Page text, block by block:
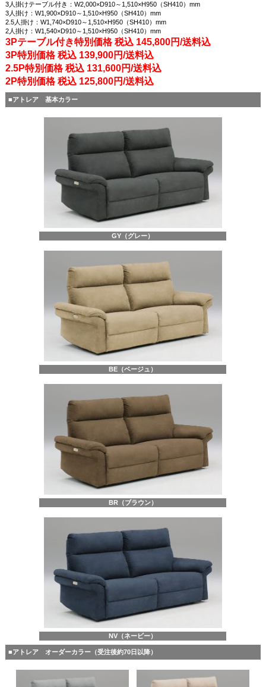
3人掛けテーブル付き：W2,000×D910～1,510×H950（SH410）mm
3人掛け：W1,900×D910～1,510×H950（SH410）mm
2.5人掛け：W1,740×D910～1,510×H950（SH410）mm
2人掛け：W1,540×D910～1,510×H950（SH410）mm
3Pテーブル付き特別価格 税込 145,800円/送料込
3P特別価格 税込 139,900円/送料込
2.5P特別価格 税込 131,600円/送料込
2P特別価格 税込 125,800円/送料込
■アトレア 基本カラー
GY（グレー）
BE（ベージュ）
BR（ブラウン）
NV（ネービー）
■アトレア オーダーカラー（受注後約70日以降）